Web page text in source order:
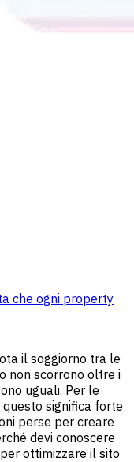
che ogni property
il soggiorno tra le
non scorrono oltre i
uguali. Per le
significa forte
perse per creare
devi conoscere
ottimizzare il sito